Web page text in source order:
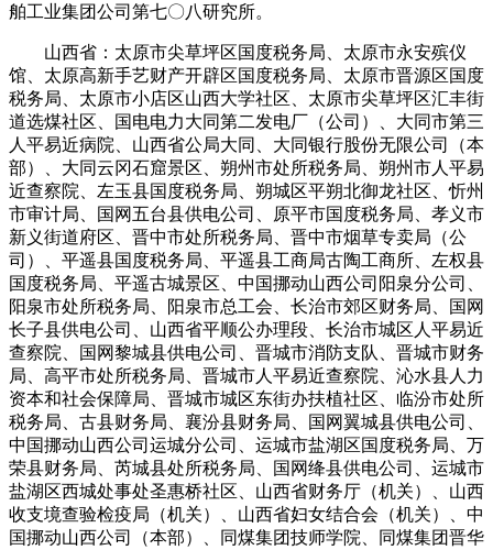
舶工业集团公司第七〇八研究所。
山西省：太原市尖草坪区国度税务局、太原市永安殡仪
馆、太原高新手艺财产开辟区国度税务局、太原市晋源区国度
税务局、太原市小店区山西大学社区、太原市尖草坪区汇丰街
道选煤社区、国电电力大同第二发电厂（公司）、大同市第三
人平易近病院、山西省公局大同、大同银行股份无限公司（本
部）、大同云冈石窟景区、朔州市处所税务局、朔州市人平易
近查察院、左玉县国度税务局、朔城区平朔北御龙社区、忻州
市审计局、国网五台县供电公司、原平市国度税务局、孝义市
新义街道府区、晋中市处所税务局、晋中市烟草专卖局（公
司）、平遥县国度税务局、平遥县工商局古陶工商所、左权县
国度税务局、平遥古城景区、中国挪动山西公司阳泉分公司、
阳泉市处所税务局、阳泉市总工会、长治市郊区财务局、国网
长子县供电公司、山西省平顺公办理段、长治市城区人平易近
查察院、国网黎城县供电公司、晋城市消防支队、晋城市财务
局、高平市处所税务局、晋城市人平易近查察院、沁水县人力
资本和社会保障局、晋城市城区东街办扶植社区、临汾市处所
税务局、古县财务局、襄汾县财务局、国网翼城县供电公司、
中国挪动山西公司运城分公司、运城市盐湖区国度税务局、万
荣县财务局、芮城县处所税务局、国网绛县供电公司、运城市
盐湖区西城处事处圣惠桥社区、山西省财务厅（机关）、山西
收支境查验检疫局（机关）、山西省妇女结合会（机关）、中
国挪动山西公司（本部）、同煤集团技师学院、同煤集团晋华